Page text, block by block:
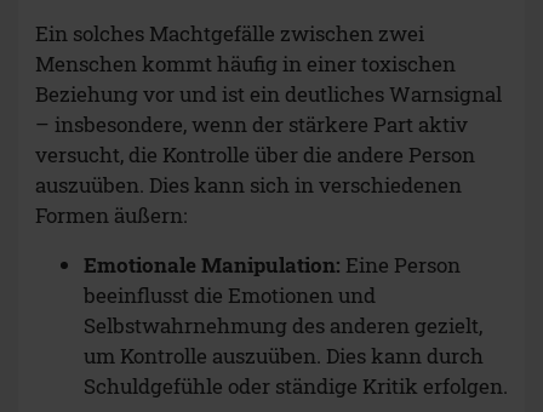
Ein solches Machtgefälle zwischen zwei
Menschen kommt häufig in einer toxischen
Beziehung vor und ist ein deutliches Warnsignal
– insbesondere, wenn der stärkere Part aktiv
versucht, die Kontrolle über die andere Person
auszuüben. Dies kann sich in verschiedenen
Formen äußern:
Emotionale Manipulation: Eine Person
beeinflusst die Emotionen und
Selbstwahrnehmung des anderen gezielt,
um Kontrolle auszuüben. Dies kann durch
Schuldgefühle oder ständige Kritik erfolgen.